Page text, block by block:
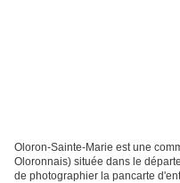
Oloron-Sainte-Marie est une
Oloronnais) située dans le
de photographier la pancarte